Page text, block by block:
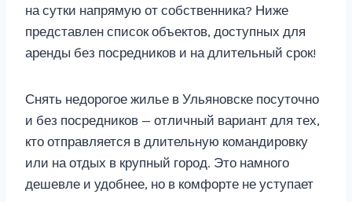
на сутки напрямую от собственника? Ниже
представлен список объектов, доступных для
аренды без посредников и на длительный срок!
Снять недорогое жилье в Ульяновске посуточно
и без посредников — отличный вариант для тех,
кто отправляется в длительную командировку
или на отдых в крупный город. Это намного
дешевле и удобнее, но в комфорте не уступает